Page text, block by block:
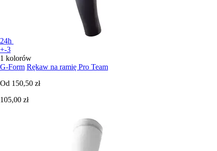
24h
+-3
1 kolorów
G-Form Rękaw na ramię Pro Team
Od 150,50 zł
105,00 zł